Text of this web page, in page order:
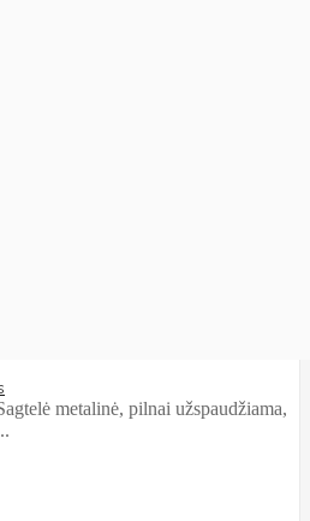
metalinė, pilnai užspaudžiama,